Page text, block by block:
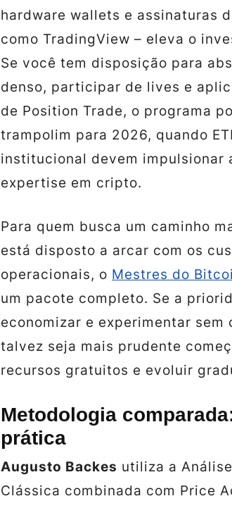
hardware wallets e assinaturas
como TradingView – eleva o
Se você tem disposição para
denso, participar de lives e
de Position Trade, o programa
trampolim para 2026, quando
institucional devem impulsionar
expertise em cripto.
Para quem busca um caminho
está disposto a arcar com os
operacionais, o Mestres do
um pacote completo. Se a
economizar e experimentar sem
talvez seja mais prudente
recursos gratuitos e evoluir
Metodologia
prática
Augusto Backes utiliza a
Clássica combinada com Price